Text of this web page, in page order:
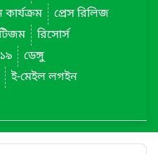
কার্যক্রম
প্রেস রিলিজ
রিসোর্স
ডেঙ্গু
ই-মেইল লগইন